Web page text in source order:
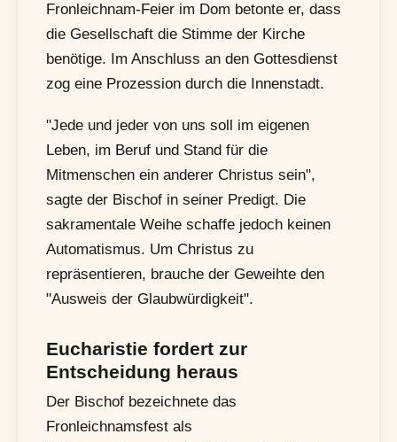
Fronleichnam-Feier im Dom betonte er, dass
die Gesellschaft die Stimme der Kirche
benötige. Im Anschluss an den Gottesdienst
zog eine Prozession durch die Innenstadt.
"Jede und jeder von uns soll im eigenen
Leben, im Beruf und Stand für die
Mitmenschen ein anderer Christus sein",
sagte der Bischof in seiner Predigt. Die
sakramentale Weihe schaffe jedoch keinen
Automatismus. Um Christus zu
repräsentieren, brauche der Geweihte den
"Ausweis der Glaubwürdigkeit".
Eucharistie fordert zur
Entscheidung heraus
Der Bischof bezeichnete das
Fronleichnamsfest als